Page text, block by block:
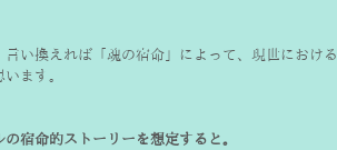
い換えれば「魂の宿命」によって、現世における
ます。
宿命的ストーリーを想定すると。